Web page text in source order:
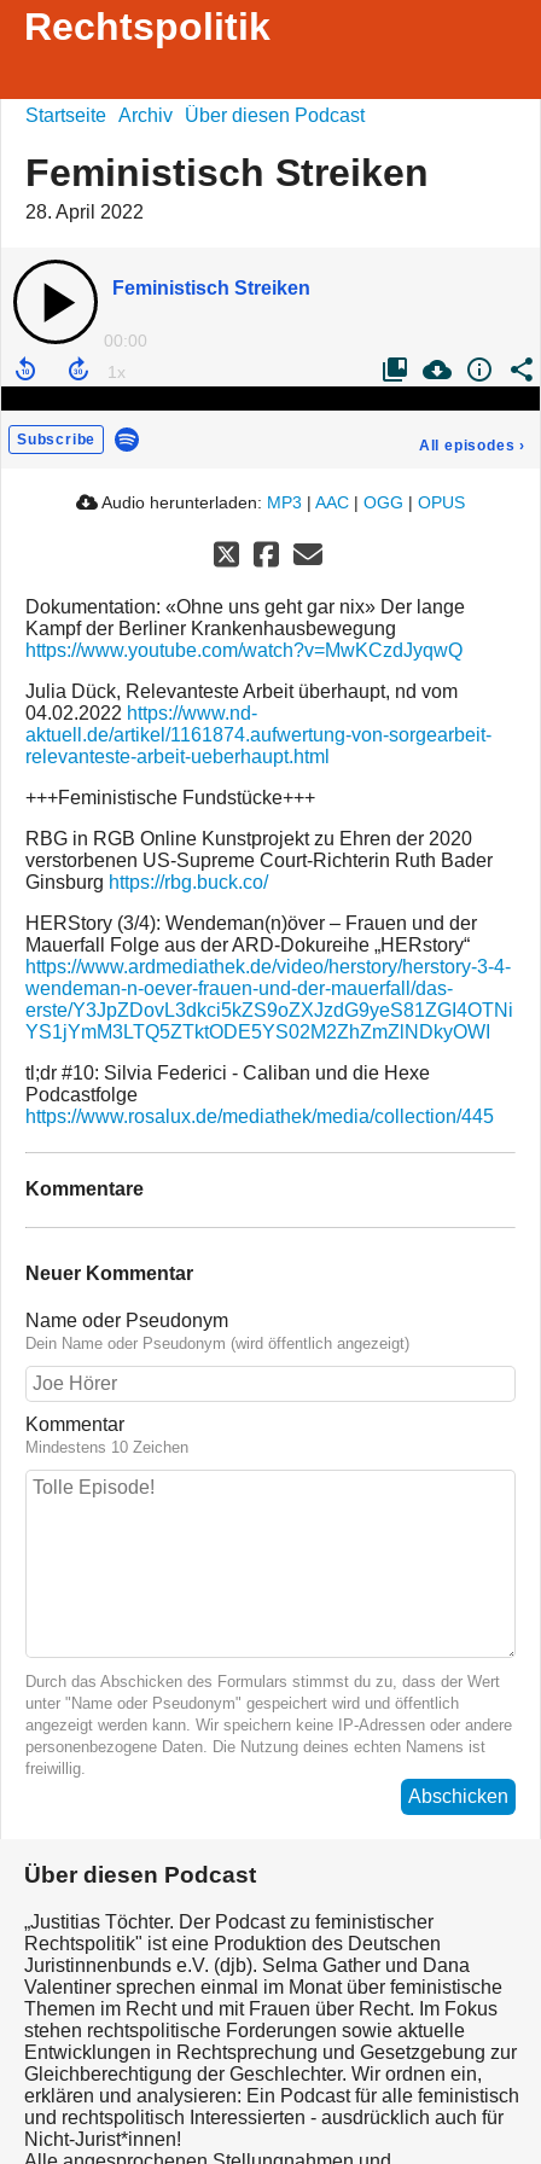
Rechtspolitik
Startseite Archiv Über diesen Podcast
Feministisch Streiken
28. April 2022
Feministisch Streiken
00:00
Subscribe All episodes ›
Audio herunterladen: MP3 | AAC | OGG | OPUS
Dokumentation: «Ohne uns geht gar nix» Der lange
Kampf der Berliner Krankenhausbewegung
https://www.youtube.com/watch?v=MwKCzdJyqwQ
Julia Dück, Relevanteste Arbeit überhaupt, nd vom
04.02.2022 https://www.nd-
aktuell.de/artikel/1161874.aufwertung-von-sorgearbeit-
relevanteste-arbeit-ueberhaupt.html
+++Feministische Fundstücke+++
RBG in RGB Online Kunstprojekt zu Ehren der 2020
verstorbenen US-Supreme Court-Richterin Ruth Bader
Ginsburg https://rbg.buck.co/
HERStory (3/4): Wendeman(n)över – Frauen und der
Mauerfall Folge aus der ARD-Dokureihe „HERstory“
https://www.ardmediathek.de/video/herstory/herstory-3-4-
wendeman-n-oever-frauen-und-der-mauerfall/das-
erste/Y3JpZDovL3dkci5kZS9oZXJzdG9yeS81ZGI4OTNi
YS1jYmM3LTQ5ZTktODE5YS02M2ZhZmZlNDkyOWI
tl;dr #10: Silvia Federici - Caliban und die Hexe
Podcastfolge
https://www.rosalux.de/mediathek/media/collection/445
Kommentare
Neuer Kommentar
Name oder Pseudonym
Dein Name oder Pseudonym (wird öffentlich angezeigt)
Kommentar
Mindestens 10 Zeichen
Durch das Abschicken des Formulars stimmst du zu, dass der Wert
unter "Name oder Pseudonym" gespeichert wird und öffentlich
angezeigt werden kann. Wir speichern keine IP-Adressen oder andere
personenbezogene Daten. Die Nutzung deines echten Namens ist
freiwillig.
Abschicken
Über diesen Podcast
„Justitias Töchter. Der Podcast zu feministischer
Rechtspolitik" ist eine Produktion des Deutschen
Juristinnenbunds e.V. (djb). Selma Gather und Dana
Valentiner sprechen einmal im Monat über feministische
Themen im Recht und mit Frauen über Recht. Im Fokus
stehen rechtspolitische Forderungen sowie aktuelle
Entwicklungen in Rechtsprechung und Gesetzgebung zur
Gleichberechtigung der Geschlechter. Wir ordnen ein,
erklären und analysieren: Ein Podcast für alle feministisch
und rechtspolitisch Interessierten - ausdrücklich auch für
Nicht-Jurist*innen!